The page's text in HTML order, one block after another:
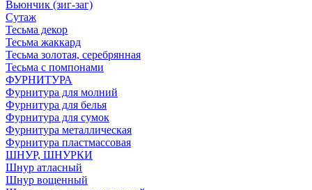
Вьюнчик (зиг-заг)
Сутаж
Тесьма декор
Тесьма жаккард
Тесьма золотая, серебрянная
Тесьма с помпонами
ФУРНИТУРА
Фурнитура для молний
Фурнитура для белья
Фурнитура для сумок
Фурнитура металлическая
Фурнитура пластмассовая
ШНУР, ШНУРКИ
Шнур атласный
Шнур вощенный